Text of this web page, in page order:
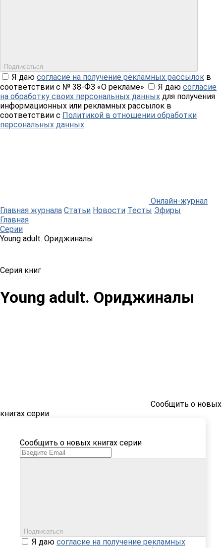
Подписаться
Я даю согласие на получение рекламных рассылок в
соответствии с № 38-ФЗ «О рекламе»
Я даю согласие
на обработку своих персональных данных для получения
информационных или рекламных рассылок в
соответствии с Политикой в отношении обработки
персональных данных
Онлайн-журнал
Главная журнала Статьи Новости Тесты Эфиры
Главная
Серии
Young adult. Ориджиналы
Серия книг
Young adult. Ориджиналы
Сообщить о новых
книгах серии
Сообщить о новых книгах серии
Подписаться
Я даю согласие на получение рекламных